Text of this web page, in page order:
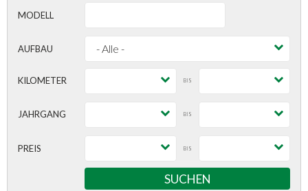
MODELL
AUFBAU
KILOMETER BIS
JAHRGANG BIS
PREIS BIS